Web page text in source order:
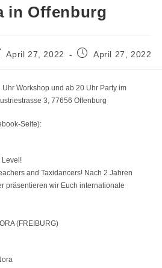
in Offenburg
April 27, 2022
BeitragApril 27, 2022
Workshop und ab 20 Uhr Party im
3, 77656 Offenburg
Seite):
Level!
and Taxidancers! Nach 2 Jahren
präsentieren wir Euch internationale
(FREIBURG)